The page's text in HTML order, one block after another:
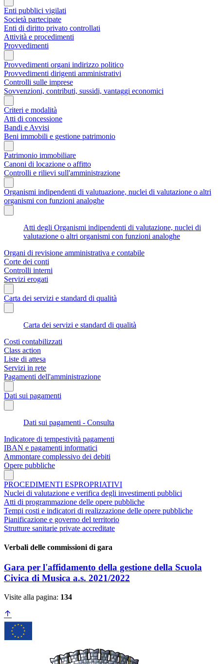
Enti pubblici vigilati
Società partecipate
Enti di diritto privato controllati
Attività e procedimenti
Provvedimenti
Provvedimenti organi indirizzo politico
Provvedimenti dirigenti amministrativi
Controlli sulle imprese
Sovvenzioni, contributi, sussidi, vantaggi economici
Criteri e modalità
Atti di concessione
Bandi e Avvisi
Beni immobili e gestione patrimonio
Patrimonio immobiliare
Canoni di locazione o affitto
Controlli e rilievi sull'amministrazione
Organismi indipendenti di valutuazione, nuclei di valutazione o altri
organismi con funzioni analoghe
Atti degli Organismi indipendenti di valutazione, nuclei di
valutazione o altri organismi con funzioni analoghe
Organi di revisione amministrativa e contabile
Corte dei conti
Controlli interni
Servizi erogati
Carta dei servizi e standard di qualità
Carta dei servizi e standard di qualità
Costi contabilizzati
Class action
Liste di attesa
Servizi in rete
Pagamenti dell'amministrazione
Dati sui pagamenti
Dati sui pagamenti - Consulta
Indicatore di tempestività pagamenti
IBAN e pagamenti informatici
Ammontare complessivo dei debiti
Opere pubbliche
PROCEDIMENTI ESPROPRIATIVI
Nuclei di valutazione e verifica degli investimenti pubblici
Atti di programmazione delle opere pubbliche
Tempi costi e indicatori di realizzazione delle opere pubbliche
Pianificazione e governo del territorio
Strutture sanitarie private accreditate
Verbali delle commissioni di gara
Gara per l'affidamento della gestione della Scuola
Civica di Musica a.s. 2021/2022
Visite alla pagina: 134